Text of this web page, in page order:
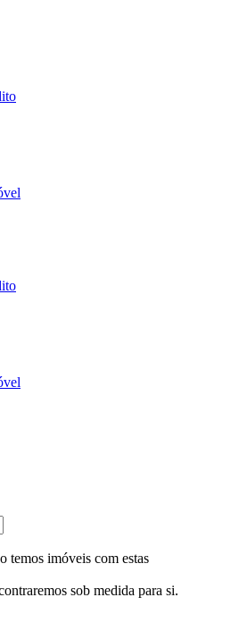
temos imóveis com estas
sob medida para si.